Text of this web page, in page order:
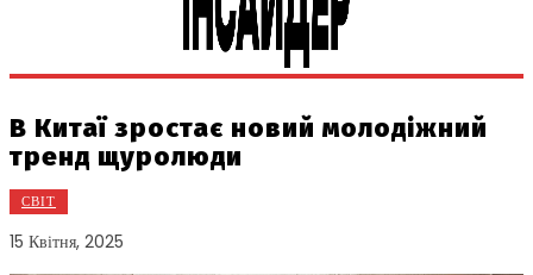
В Китаї зростає новий молодіжний
тренд щуролюди
СВІТ
15 Квітня, 2025